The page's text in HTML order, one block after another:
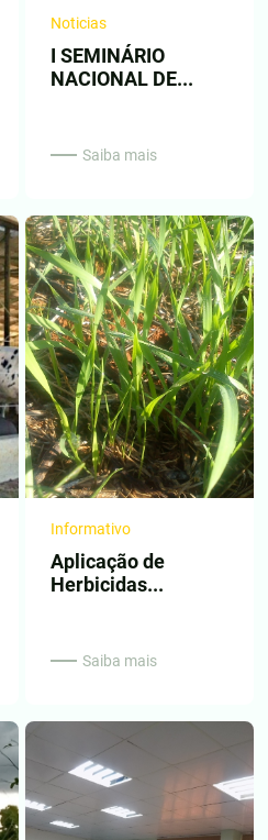
Noticias
I SEMINÁRIO
NACIONAL DE...
Saiba mais
Informativo
Aplicação de
Herbicidas...
Saiba mais